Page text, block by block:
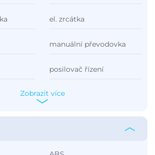
el. zrcátka
manuální převodovka
posilovač řízení
Zobrazit více